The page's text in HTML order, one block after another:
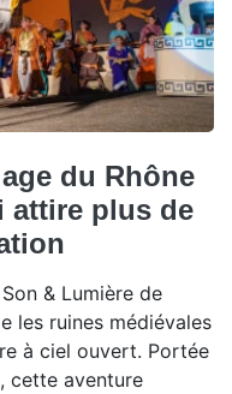
du Rhône
attire plus de
& Lumière de
les ruines médiévales
à ciel ouvert. Portée
cette aventure